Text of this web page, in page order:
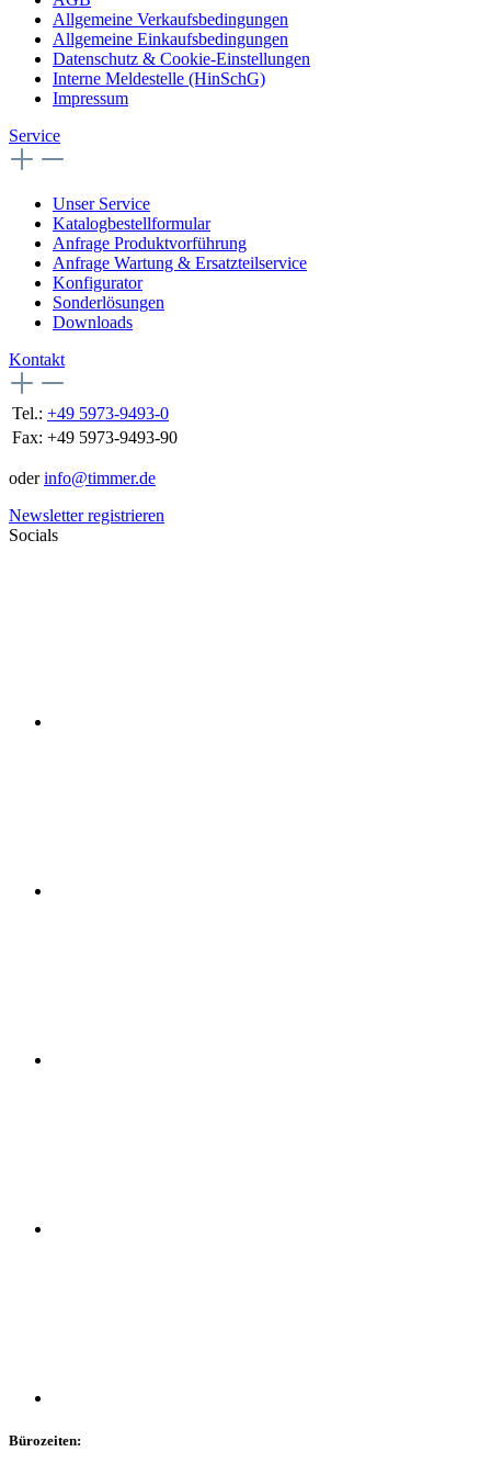
Allgemeine Verkaufsbedingungen
Allgemeine Einkaufsbedingungen
Datenschutz & Cookie-Einstellungen
Interne Meldestelle (HinSchG)
Impressum
Service
Unser Service
Katalogbestellformular
Anfrage Produktvorführung
Anfrage Wartung & Ersatzteilservice
Konfigurator
Sonderlösungen
Downloads
Kontakt
Tel.: +49 5973-9493-0
Fax: +49 5973-9493-90
oderinfo@timmer.de
Newsletter registrieren
Socials
Bürozeiten: